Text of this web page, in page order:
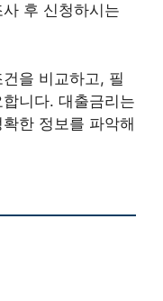
후 신청하시는
을 비교하고, 필
니다. 대출금리는
한 정보를 파악해